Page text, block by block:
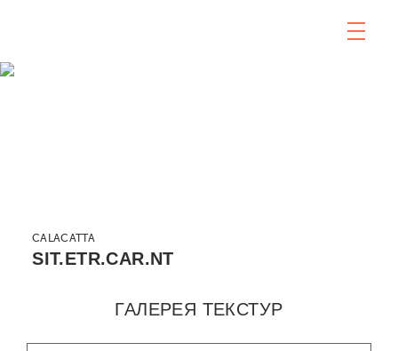
CALACATTA
SIT.ETR.CAR.NT
ГАЛЕРЕЯ ТЕКСТУР